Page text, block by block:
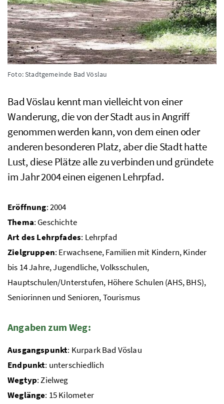
Foto: Stadtgemeinde Bad Vöslau
Bad Vöslau kennt man vielleicht von einer
Wanderung, die von der Stadt aus in Angriff
genommen werden kann, von dem einen oder
anderen besonderen Platz, aber die Stadt hatte
Lust, diese Plätze alle zu verbinden und gründete
im Jahr 2004 einen eigenen Lehrpfad.
Eröffnung: 2004
Thema: Geschichte
Art des Lehrpfades: Lehrpfad
Zielgruppen: Erwachsene, Familien mit Kindern, Kinder
bis 14 Jahre, Jugendliche, Volksschulen,
Hauptschulen/Unterstufen, Höhere Schulen (AHS,BHS),
Seniorinnen und Senioren, Tourismus
Angaben zum Weg:
Ausgangspunkt: Kurpark Bad Vöslau
Endpunkt: unterschiedlich
Wegtyp: Zielweg
Weglänge: 15 Kilometer